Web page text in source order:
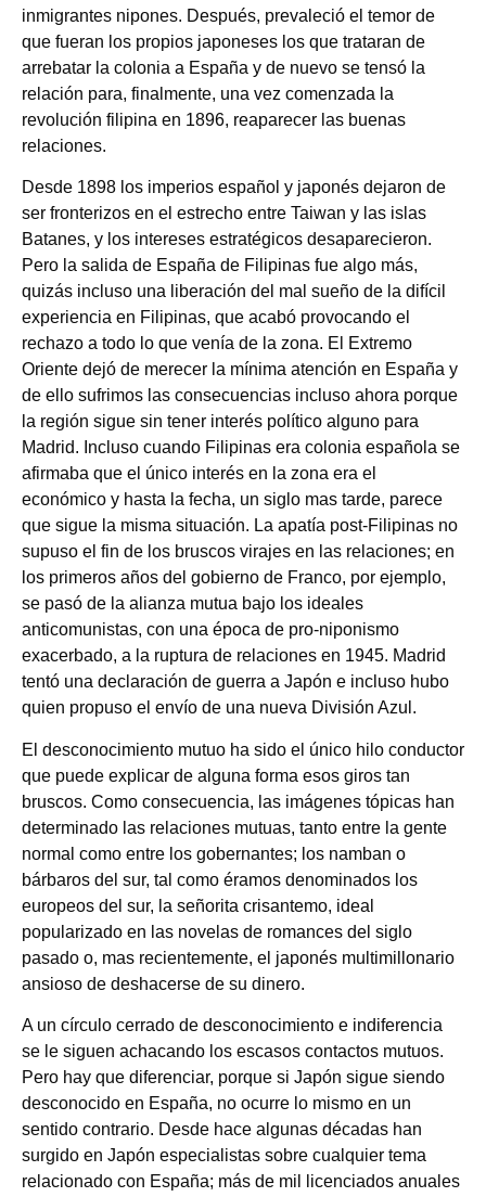
inmigrantes nipones. Después, prevaleció el temor de
que fueran los propios japoneses los que trataran de
arrebatar la colonia a España y de nuevo se tensó la
relación para, finalmente, una vez comenzada la
revolución filipina en 1896, reaparecer las buenas
relaciones.
Desde 1898 los imperios español y japonés dejaron de
ser fronterizos en el estrecho entre Taiwan y las islas
Batanes, y los intereses estratégicos desaparecieron.
Pero la salida de España de Filipinas fue algo más,
quizás incluso una liberación del mal sueño de la difícil
experiencia en Filipinas, que acabó provocando el
rechazo a todo lo que venía de la zona. El Extremo
Oriente dejó de merecer la mínima atención en España y
de ello sufrimos las consecuencias incluso ahora porque
la región sigue sin tener interés político alguno para
Madrid. Incluso cuando Filipinas era colonia española se
afirmaba que el único interés en la zona era el
económico y hasta la fecha, un siglo mas tarde, parece
que sigue la misma situación. La apatía post‑Filipinas no
supuso el fin de los bruscos virajes en las relaciones; en
los primeros años del gobierno de Franco, por ejemplo,
se pasó de la alianza mutua bajo los ideales
anticomunistas, con una época de pro‑niponismo
exacerbado, a la ruptura de relaciones en 1945. Madrid
tentó una declaración de guerra a Japón e incluso hubo
quien propuso el envío de una nueva División Azul.
El desconocimiento mutuo ha sido el único hilo conductor
que puede explicar de alguna forma esos giros tan
bruscos. Como consecuencia, las imágenes tópicas han
determinado las relaciones mutuas, tanto entre la gente
normal como entre los gobernantes; los namban o
bárbaros del sur, tal como éramos denominados los
europeos del sur, la señorita crisantemo, ideal
popularizado en las novelas de romances del siglo
pasado o, mas recientemente, el japonés multimillonario
ansioso de deshacerse de su dinero.
A un círculo cerrado de desconocimiento e indiferencia
se le siguen achacando los escasos contactos mutuos.
Pero hay que diferenciar, porque si Japón sigue siendo
desconocido en España, no ocurre lo mismo en un
sentido contrario. Desde hace algunas décadas han
surgido en Japón especialistas sobre cualquier tema
relacionado con España; más de mil licenciados anuales